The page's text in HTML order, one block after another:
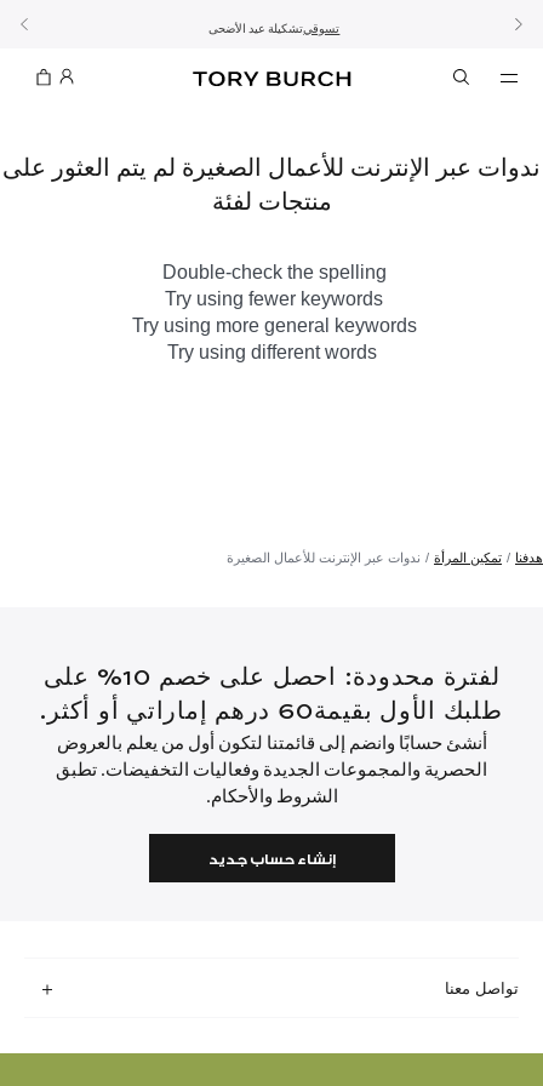
الموسم الجديد: إطلالات العمل تسوّقي التشكيلة تشكيلة عيد الأضحىتسوقي
الطلب الآن للتوصيل قبل العيد10% على أول طلب لك بقيمة 60 دينار كويتي أو أكثر
ندوات عبر الإنترنت للأعمال الصغيرة لم يتم العثور على
منتجات لفئة
Double-check the spelling
Try using fewer keywords
Try using more general keywords
Try using different words
هدفنا تمكين المرأة ندوات عبر الإنترنت للأعمال الصغيرة
لفترة محدودة: احصل على خصم 10% على
طلبك الأول بقيمة60 درهم إماراتي أو أكثر.
أنشئ حسابًا وانضم إلى قائمتنا لتكون أول من يعلم بالعروض
الحصرية والمجموعات الجديدة وفعاليات التخفيضات. تطبق
الشروط والأحكام.
إنشاء حساب جديد
تواصل معنا